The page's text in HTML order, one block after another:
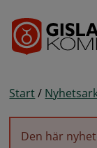
Start /
Den här